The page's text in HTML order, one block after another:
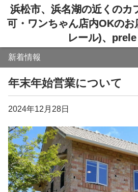
浜松市、浜名湖の近くのカ
可・ワンちゃん店内OKの
レール)、prele
新着情報
年末年始営業について
2024年12月28日